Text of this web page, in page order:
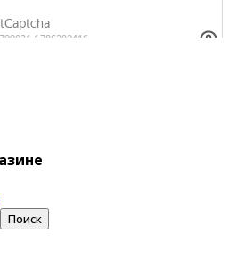
персональных данных
Поиск